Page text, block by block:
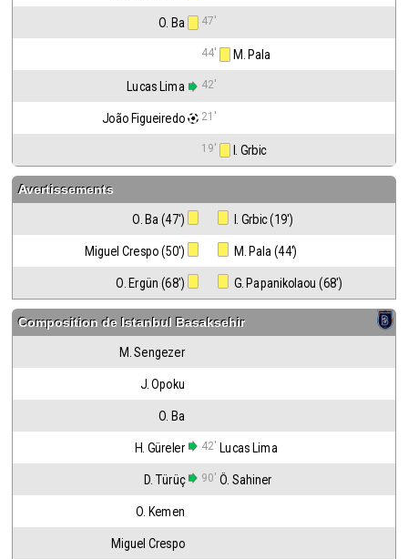
O. Ba 47'
44' M. Pala
Lucas Lima 42'
João Figueiredo 21'
19' I. Grbic
Avertissements
O. Ba (47') I. Grbic (19')
Miguel Crespo (50') M. Pala (44')
O. Ergün (68') G. Papanikolaou (68')
Composition de Istanbul Basaksehir
M. Sengezer
J. Opoku
O. Ba
H. Güreler 42' Lucas Lima
D. Türüç 90' Ö. Sahiner
O. Kemen
Miguel Crespo